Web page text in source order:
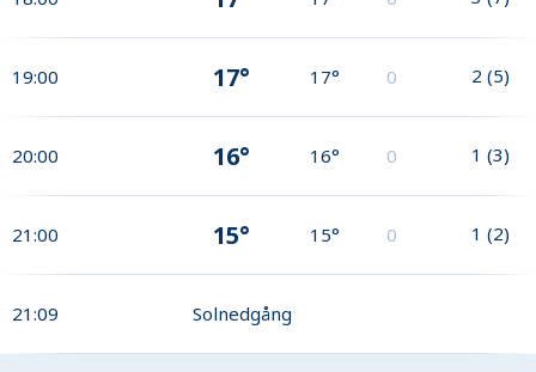
19:00 17° 17° 0 2 (5)
20:00 16° 16° 0 1 (3)
21:00 15° 15° 0 1 (2)
21:09 Solnedgång